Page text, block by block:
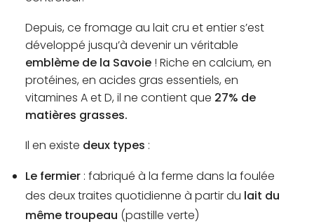
Depuis, ce fromage au lait cru et entier s’est
développé jusqu’à devenir un véritable
emblème de la Savoie ! Riche en calcium, en
protéines, en acides gras essentiels, en
vitamines A et D, il ne contient que 27% de
matières grasses.
Il en existe deux types :
Le fermier : fabriqué à la ferme dans la foulée
des deux traites quotidienne à partir du lait du
même troupeau (pastille verte)